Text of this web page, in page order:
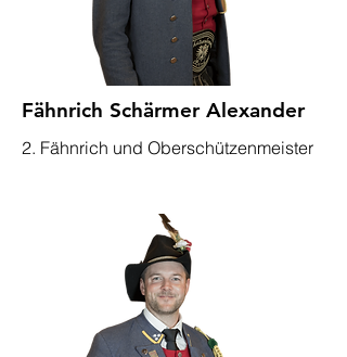
Fähnrich Schärmer Alexander
2. Fähnrich und Oberschützenmeister